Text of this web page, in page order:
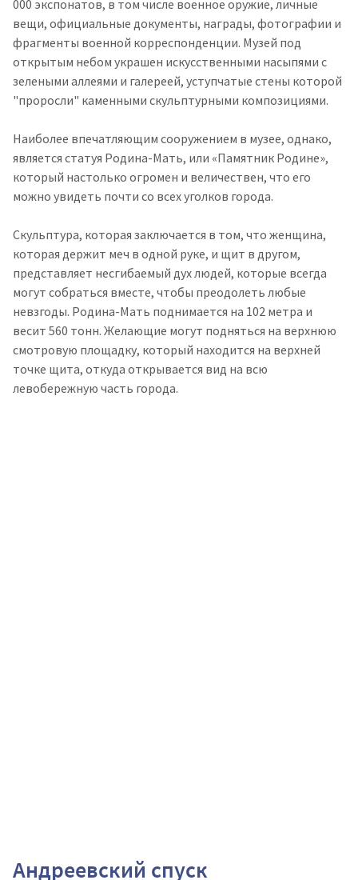
000 экспонатов, в том числе военное оружие, личные
вещи, официальные документы, награды, фотографии и
фрагменты военной корреспонденции. Музей под
открытым небом украшен искусственными насыпями с
зелеными аллеями и галереей, уступчатые стены которой
"проросли" каменными скульптурными композициями.
Наиболее впечатляющим сооружением в музее, однако,
является статуя Родина-Мать, или «Памятник Родине»,
который настолько огромен и величествен, что его
можно увидеть почти со всех уголков города.
Скульптура, которая заключается в том, что женщина,
которая держит меч в одной руке, и щит в другом,
представляет несгибаемый дух людей, которые всегда
могут собраться вместе, чтобы преодолеть любые
невзгоды. Родина-Мать поднимается на 102 метра и
весит 560 тонн. Желающие могут подняться на верхнюю
смотровую площадку, который находится на верхней
точке щита, откуда открывается вид на всю
левобережную часть города.
Андреевский спуск